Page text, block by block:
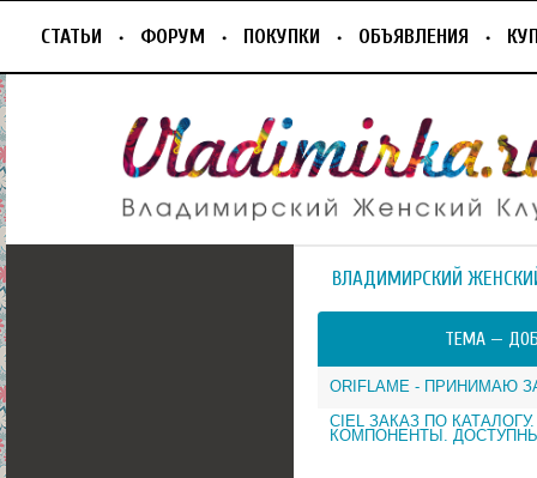
СТАТЬИ ФОРУМ ПОКУПКИ ОБЪЯВЛЕНИЯ
ВЛАДИМИРСКИЙ
ТЕМА —
ORIFLAME - ПРИНИМАЮ
CIEL ЗАКАЗ ПО
КОМПОНЕНТЫ.